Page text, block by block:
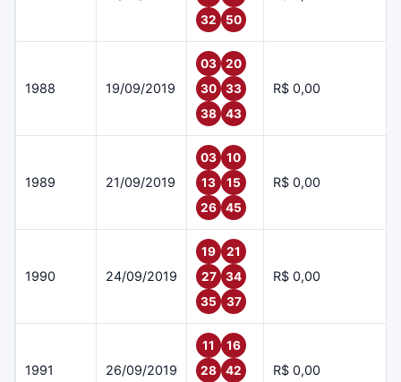
32
50
1988 19/09/2019
03
20
30
33
38
43
R$ 0,00
1989 21/09/2019
03
10
13
15
26
45
R$ 0,00
1990 24/09/2019
19
21
27
34
35
37
R$ 0,00
1991 26/09/2019
11
16
28
42
R$ 0,00